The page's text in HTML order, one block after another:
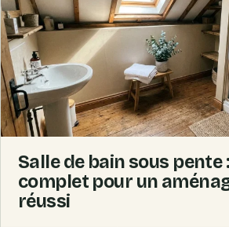
Salle de bain sous pente
complet pour un
réussi